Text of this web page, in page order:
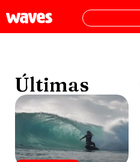
Últimas